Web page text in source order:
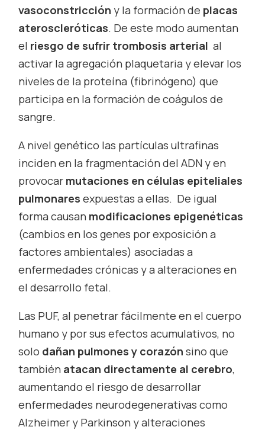
vasoconstricción y la formación de placas
ateroscleróticas. De este modo aumentan
el riesgo de sufrir trombosis arterial al
activar la agregación plaquetaria y elevar los
niveles de la proteína (fibrinógeno) que
participa en la formación de coágulos de
sangre.
A nivel genético las partículas ultrafinas
inciden en la fragmentación del ADN y en
provocar mutaciones en células epiteliales
pulmonares expuestas a ellas. De igual
forma causan modificaciones epigenéticas
(cambios en los genes por exposición a
factores ambientales) asociadas a
enfermedades crónicas y a alteraciones en
el desarrollo fetal.
Las PUF, al penetrar fácilmente en el cuerpo
humano y por sus efectos acumulativos, no
solo dañan pulmones y corazón sino que
también atacan directamente al cerebro,
aumentando el riesgo de desarrollar
enfermedades neurodegenerativas como
Alzheimer y Parkinson y alteraciones